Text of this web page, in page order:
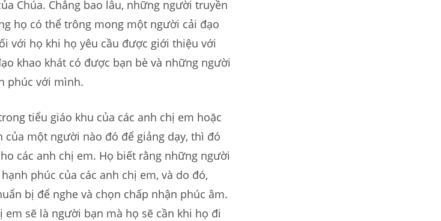
Chúa. Chẳng bao lâu, những người truyền
họ có thể trông mong một người cải đạo
với họ khi họ yêu cầu được giới thiệu với
khao khát có được bạn bè và những người
phúc với mình.
tiểu giáo khu của các anh chị em hoặc
một người nào đó để giảng dạy, thì đó
các anh chị em. Họ biết rằng những người
phúc của các anh chị em, và do đó,
bị để nghe và chọn chấp nhận phúc âm.
sẽ là người bạn mà họ sẽ cần khi họ đi